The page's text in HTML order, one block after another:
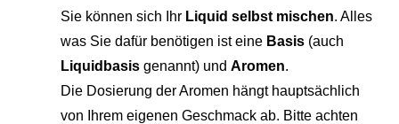
Sie können sich Ihr Liquid selbst mischen. Alles
was Sie dafür benötigen ist eine Basis (auch
Liquidbasis genannt) und Aromen.
Die Dosierung der Aromen hängt hauptsächlich
von Ihrem eigenen Geschmack ab. Bitte achten